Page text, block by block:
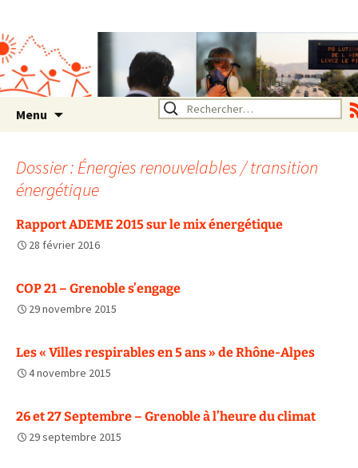
Rhône Alpes
Un environnement sain pour
la santé de tous
Menu Rechercher :
Dossier : Énergies renouvelables / transition
énergétique
Rapport ADEME 2015 sur le mix énergétique
28 février 2016
COP 21 – Grenoble s’engage
29 novembre 2015
Les « Villes respirables en 5 ans » de Rhône-Alpes
4 novembre 2015
26 et 27 Septembre – Grenoble à l’heure du climat
29 septembre 2015